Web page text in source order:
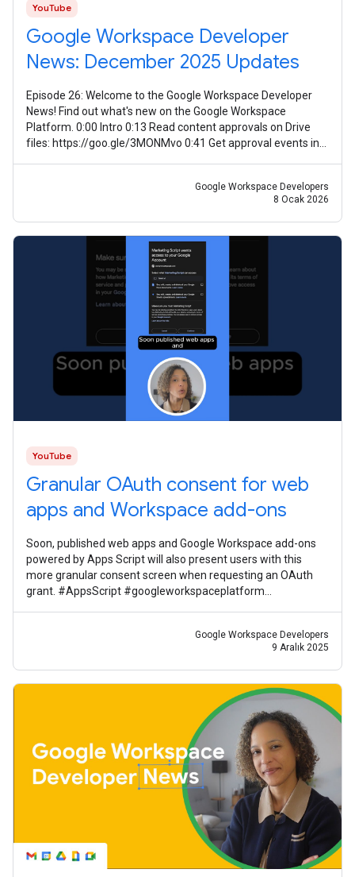
YouTube
Google Workspace Developer
News: December 2025 Updates
Episode 26: Welcome to the Google Workspace Developer
News! Find out what's new on the Google Workspace
Platform. 0:00 Intro 0:13 Read content approvals on Drive
files: https://goo.gle/3MONMvo 0:41 Get approval events in
Google Workspace Developers
8 Ocak 2026
YouTube
Granular OAuth consent for web
apps and Workspace add-ons
Soon, published web apps and Google Workspace add-ons
powered by Apps Script will also present users with this
more granular consent screen when requesting an OAuth
grant. #AppsScript #googleworkspaceplatform
Google Workspace Developers
9 Aralık 2025